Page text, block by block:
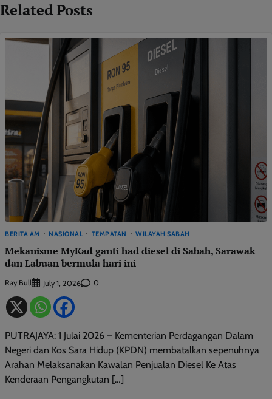
Related Posts
BERITA AM NASIONAL TEMPATAN WILAYAH SABAH
Mekanisme MyKad ganti had diesel di Sabah, Sarawak
dan Labuan bermula hari ini
Ray Bull July 1, 2026 0
PUTRAJAYA: 1 Julai 2026 – Kementerian Perdagangan Dalam
Negeri dan Kos Sara Hidup (KPDN) membatalkan sepenuhnya
Arahan Melaksanakan Kawalan Penjualan Diesel Ke Atas
Kenderaan Pengangkutan […]